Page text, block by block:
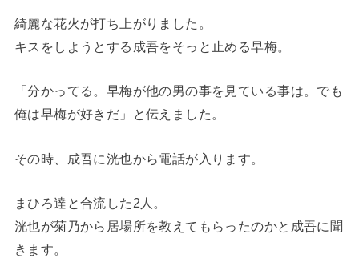
綺麗な花火が打ち上がりました。
キスをしようとする成吾をそっと止める早梅。
「分かってる。早梅が他の男の事を見ている事は。でも
俺は早梅が好きだ」と伝えました。
その時、成吾に洸也から電話が入ります。
まひろ達と合流した2人。
洸也が菊乃から居場所を教えてもらったのかと成吾に聞
きます。